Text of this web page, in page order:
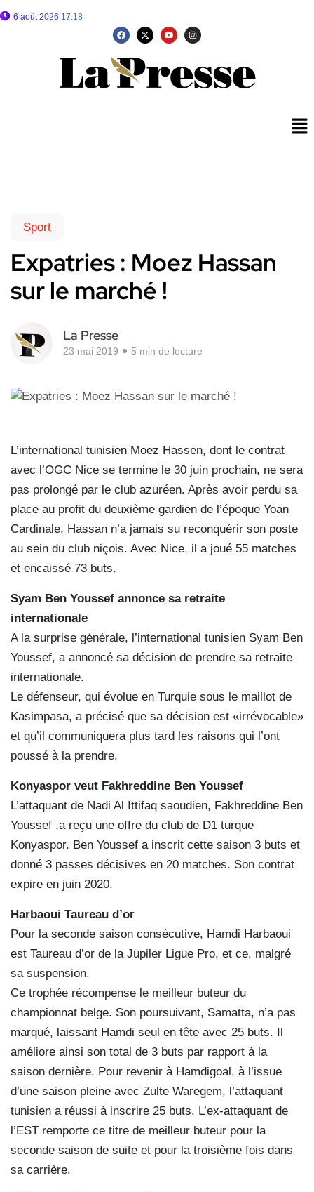
6 août 2026 17:18
Sport
Expatries : Moez Hassan
sur le marché !
La Presse
23 mai 2019 5 min de lecture
L’international tunisien Moez Hassen, dont le contrat
avec l’OGC Nice se termine le 30 juin prochain, ne sera
pas prolongé par le club azuréen. Après avoir perdu sa
place au profit du deuxième gardien de l’époque Yoan
Cardinale, Hassan n’a jamais su reconquérir son poste
au sein du club niçois. Avec Nice, il a joué 55 matches
et encaissé 73 buts.
Syam Ben Youssef annonce sa retraite
internationale
A la surprise générale, l’international tunisien Syam Ben
Youssef, a annoncé sa décision de prendre sa retraite
internationale.
Le défenseur, qui évolue en Turquie sous le maillot de
Kasimpasa, a précisé que sa décision est «irrévocable»
et qu’il communiquera plus tard les raisons qui l’ont
poussé à la prendre.
Konyaspor veut Fakhreddine Ben Youssef
L’attaquant de Nadi Al Ittifaq saoudien, Fakhreddine Ben
Youssef ,a reçu une offre du club de D1 turque
Konyaspor. Ben Youssef a inscrit cette saison 3 buts et
donné 3 passes décisives en 20 matches. Son contrat
expire en juin 2020.
Harbaoui Taureau d’or
Pour la seconde saison consécutive, Hamdi Harbaoui
est Taureau d’or de la Jupiler Ligue Pro, et ce, malgré
sa suspension.
Ce trophée récompense le meilleur buteur du
championnat belge. Son poursuivant, Samatta, n’a pas
marqué, laissant Hamdi seul en tête avec 25 buts. Il
améliore ainsi son total de 3 buts par rapport à la
saison dernière. Pour revenir à Hamdigoal, à l’issue
d’une saison pleine avec Zulte Waregem, l’attaquant
tunisien a réussi à inscrire 25 buts. L’ex-attaquant de
l’EST remporte ce titre de meilleur buteur pour la
seconde saison de suite et pour la troisième fois dans
sa carrière.